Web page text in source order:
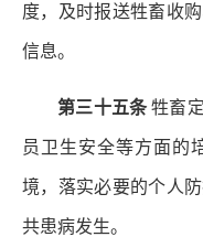
度，及时报送牲畜收
信息。
第三十五条牲畜
员卫生安全等方面的
境，落实必要的个人
共患病发生。